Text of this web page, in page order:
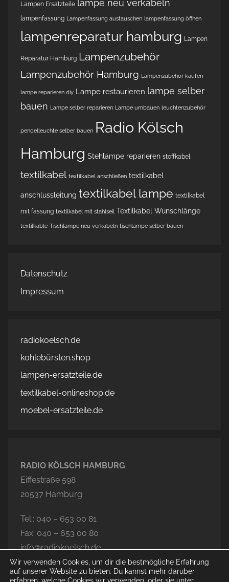
Lampen Ersatzteile lampe neu verkabeln
lampenfassung Lampenfassung austauschen lampenfassung öffnen
lampenreparatur hamburg Lampen
Reparatur Hamburg Lampenzubehör
Lampenzubehör Hamburg Lampenzubehör kaufen
lampe reparieren diy Lampe restaurieren lampe selber
bauen Lampe selber reparieren Lampe umbauen leuchtenzubehör
pendelleuchte selber bauen Radio Kölsch
Hamburg Stehlampe reparieren stoffkabel
textilkabel textilkabel anschließen textilkabel
anschlussleitung textilkabel lampe textilkabel
mit fassung textilkabel mit stahlseil Textilkabel Wunschlänge
textilkable Tischlampe neu verkabeln tischlampe selber bauen
Datenschutz
Impressum
radiokoelsch.de
kohlebürsten.shop
lampen-ersatzteile.de
textilkabel-onlineshop.de
moebel-ersatzteile.de
RADIO KÖLSCH HAMBURG
Eiffestraße 598
20537 Hamburg
Tel.: 040 – 653 00 81
Fax: 040 – 653 00 80
info@radiokoelsch.de
Wir verwenden Cookies, um dir die bestmögliche Erfahrung
auf unserer Website zu bieten. Du kannst mehr darüber